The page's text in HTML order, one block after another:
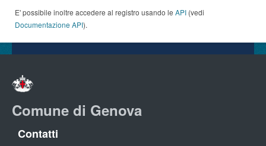
E' possibile inoltre accedere al registro usando le API (vedi
Documentazione API).
Comune di Genova
Contatti